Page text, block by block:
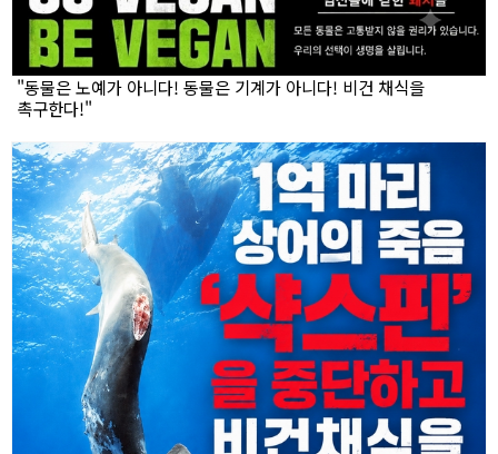
"동물은 노예가 아니다! 동물은 기계가 아니다! 비건 채식을
촉구한다!"